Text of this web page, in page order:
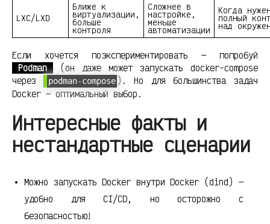
LXC/LXD
Ближе к
виртуализации,
больше
контроля
Сложнее в
настройке,
меньше
автоматизации
Когда
полный
над
Если хочется поэкспериментировать — попробуй
Podman
(он даже может запускать docker-compose
через
podman-compose ). Но для большинства задач
Docker — оптимальный выбор.
Интересные факты и
нестандартные сценарии
Можно запускать Docker внутри Docker (dind) —
удобно для CI/CD, но осторожно с
безопасностью!